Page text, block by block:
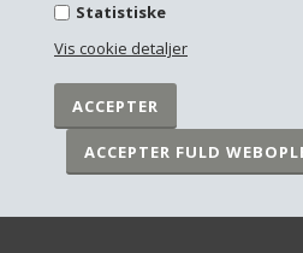
Statistiske
Vis cookie detaljer
DKK 19,00
På lager